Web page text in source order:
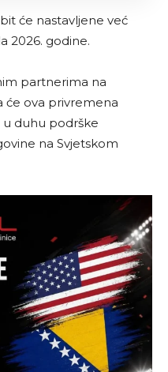
će nastavljene već
2026. godine.
partnerima na
će ova privremena
u duhu podrške
na Svjetskom